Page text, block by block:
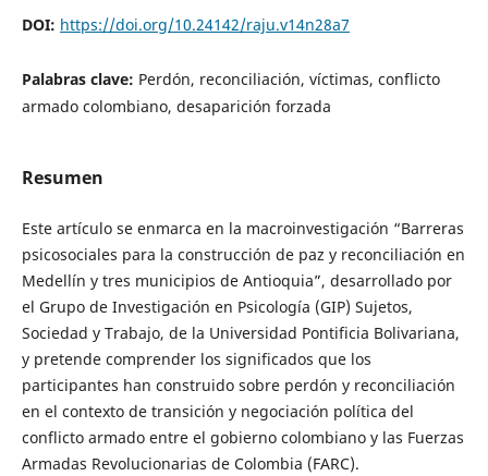
DOI: https://doi.org/10.24142/raju.v14n28a7
Palabras clave: Perdón, reconciliación, víctimas, conflicto
armado colombiano, desaparición forzada
Resumen
Este artículo se enmarca en la macroinvestigación “Barreras
psicosociales para la construcción de paz y reconciliación en
Medellín y tres municipios de Antioquia”, desarrollado por
el Grupo de Investigación en Psicología (GIP) Sujetos,
Sociedad y Trabajo, de la Universidad Pontificia Bolivariana,
y pretende comprender los significados que los
participantes han construido sobre perdón y reconciliación
en el contexto de transición y negociación política del
conflicto armado entre el gobierno colombiano y las Fuerzas
Armadas Revolucionarias de Colombia (FARC).